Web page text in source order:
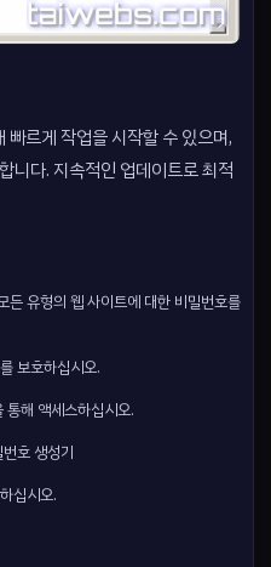
르게 작업을 시작할 수 있으며,
니다. 지속적인 업데이트로 최적
유형의 웹 사이트에 대한 비밀번호를
보호하십시오.
해 액세스하십시오.
호 생성기
십시오.